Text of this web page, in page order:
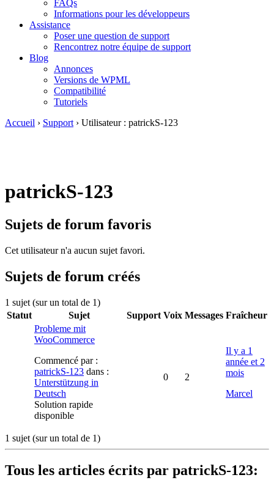
FAQs
Informations pour les développeurs
Assistance
Poser une question de support
Rencontrez notre équipe de support
Blog
Annonces
Versions de WPML
Compatibilité
Tutoriels
Accueil › Support › Utilisateur : patrickS-123
patrickS-123
Sujets de forum favoris
Cet utilisateur n'a aucun sujet favori.
Sujets de forum créés
1 sujet (sur un total de 1)
Statut
Sujet Support Voix Messages Fraîcheur
Probleme mit
WooCommerce
Commencé par :
patrickS-123 dans :
Unterstützung in
Deutsch
Solution rapide
disponible
0 2
Il y a 1
année et 2
mois
Marcel
1 sujet (sur un total de 1)
Tous les articles écrits par patrickS-123: